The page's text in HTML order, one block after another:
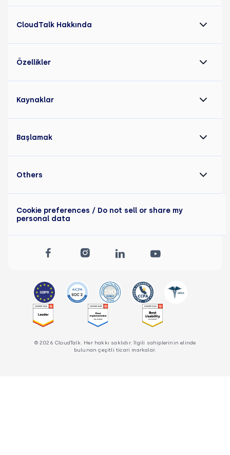
CloudTalk Hakkında
Özellikler
Kaynaklar
Başlamak
© 2026 CloudTalk. Her hakkı saklıdır. İlgili sahiplerinin elinde
bulunan çeşitli ticari markalar.
Others
Cookie preferences / Do not sell or share my
personal data